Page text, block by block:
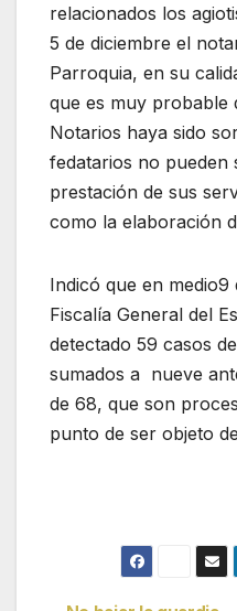
relacionados los
5 de diciembre el
Parroquia, en su
que es muy probable
Notarios haya sido
fedatarios no pueden
prestación de sus
como la elaboración
Indicó que en medio9
Fiscalía General del
detectado 59 casos
sumados a nueve
de 68, que son
punto de ser objeto